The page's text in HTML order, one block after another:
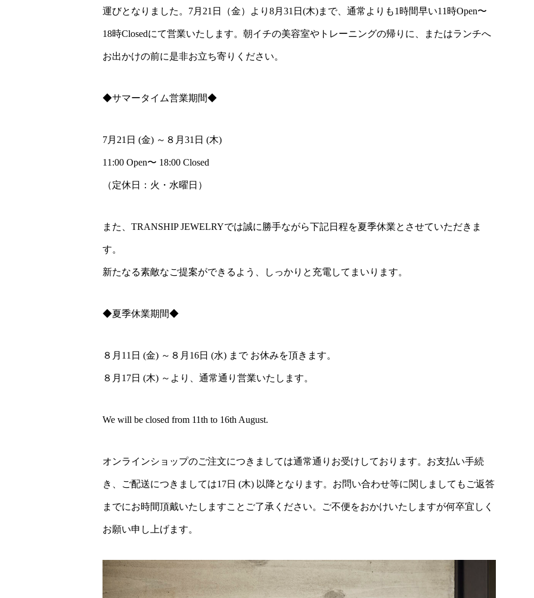
運びとなりました。7月21日（金）より8月31日(木)まで、通常よりも1時間早い11時Open〜
18時Closedにて営業いたします。朝イチの美容室やトレーニングの帰りに、またはランチへ
お出かけの前に是非お立ち寄りください。
◆サマータイム営業期間◆
7月21日 (金) ～８月31日 (木)
11:00 Open〜 18:00 Closed
（定休日：火・水曜日）
また、TRANSHIP JEWELRYでは誠に勝手ながら下記日程を夏季休業とさせていただきま
す。
新たなる素敵なご提案ができるよう、しっかりと充電してまいります。
◆夏季休業期間◆
８月11日 (金) ～８月16日 (水) まで お休みを頂きます。
８月17日 (木) ～より、通常通り営業いたします。
We will be closed from 11th to 16th August.
オンラインショップのご注文につきましては通常通りお受けしております。お支払い手続
き、ご配送につきましては17日 (木) 以降となります。お問い合わせ等に関しましてもご返答
までにお時間頂戴いたしますことご了承ください。ご不便をおかけいたしますが何卒宜しく
お願い申し上げます。